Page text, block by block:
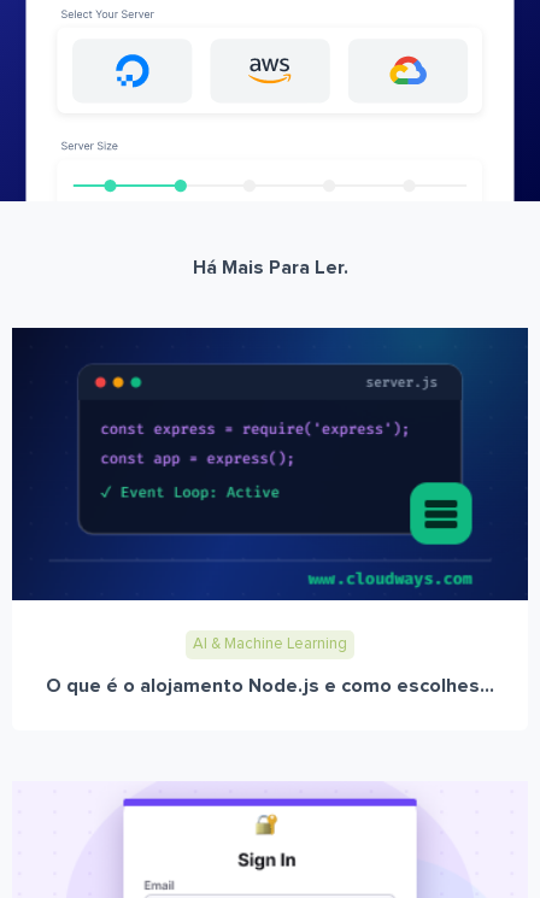
Há Mais Para Ler.
AI & Machine Learning
O que é o alojamento Node.js e como escolhes...